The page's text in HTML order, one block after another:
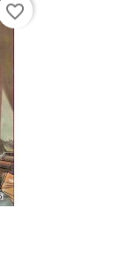
favorite_border